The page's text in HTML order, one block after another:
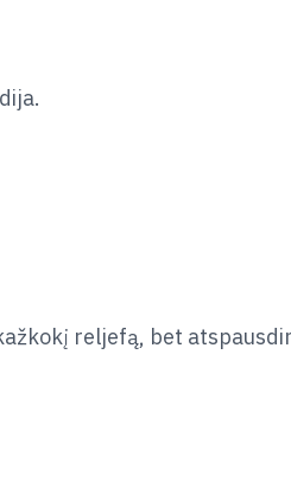
reljefą, bet